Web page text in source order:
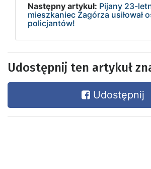
Następny artykuł: Pijany 23-
mieszkaniec Zagórza usiłował
policjantów!
Udostępnij ten artykuł
Udostępnij